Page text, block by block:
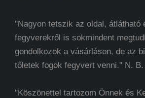
"Nagyon tetszik az oldal, átlátható
fegyverekről is sokmindent
gondolkozok a vásárláson, de az
tőletek fogok fegyvert venni." N. B.
"Köszönettel tartozom Önnek és